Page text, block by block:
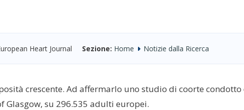
Heart Journal Sezione: Home Notizie dalla Ricerca
crescente. Ad affermarlo uno studio di coorte
Glasgow, su 296.535 adulti europei.